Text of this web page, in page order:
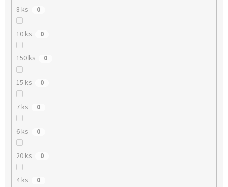
8 ks 0
10 ks 0
150 ks 0
15 ks 0
7 ks 0
6 ks 0
20 ks 0
4 ks 0